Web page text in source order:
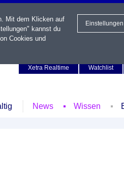
Xetra Realtime
Watchlist
News Wissen
Mit dem Klicken auf
kannst du
Cookies und
Einstellungen